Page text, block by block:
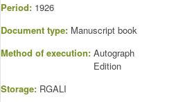
Period: 1926
Document type: Manuscript book
Method of execution: Autograph
Edition
Storage: RGALI